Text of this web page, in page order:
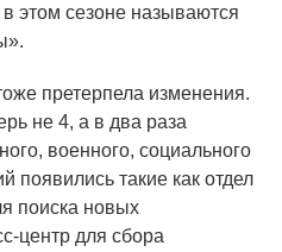
этом сезоне называются
претерпела изменения.
не 4, а в два раза
военного, социального
появились такие как отдел
поиска новых
центр для сбора